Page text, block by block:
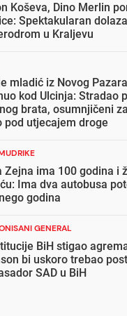
Koševa, Dino Merlin
Spektakularan
u Kraljevu
mladić iz Novog
kod Ulcinja: Stradao
brata, osumnjičeni
pod utjecajem droge
Zejna ima 100 godina i
Ima dva autobusa
godina
GENERAL
BiH stigao
bi uskoro trebao
SAD u BiH